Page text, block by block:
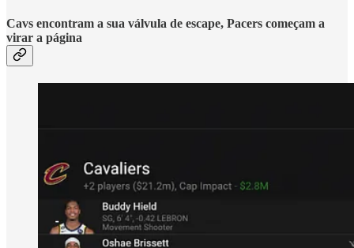
Cavs encontram a sua válvula de escape, Pacers começam a
virar a página